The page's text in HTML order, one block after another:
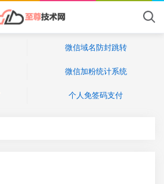
微信域名防封跳转
微信加粉统计系统
个人免签码支付